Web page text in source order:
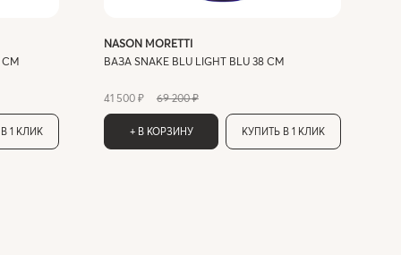
СМ
1 КЛИК
NASON MORETTI
ВАЗА SNAKE BLU LIGHT BLU 38 СМ
41 500 ₽ 69 200 ₽
+ В КОРЗИНУ КУПИТЬ В 1 КЛИК